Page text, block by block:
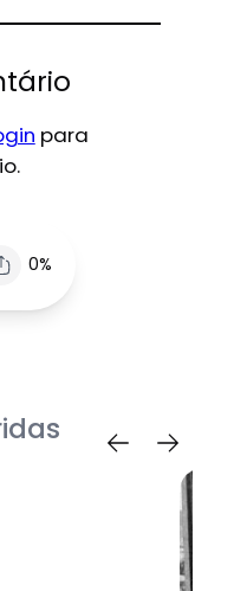
para
0%